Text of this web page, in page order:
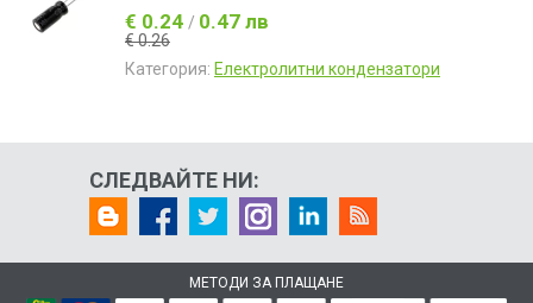
€ 0.24 / 0.47 лв
€ 0.26
Категория: Електролитни кондензатори
СЛЕДВАЙТЕ НИ:
МЕТОДИ ЗА ПЛАЩАНЕ